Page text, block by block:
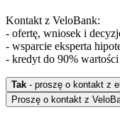
Kontakt z VeloBank:
- ofertę, wniosek i
- wsparcie eksperta
- kredyt do 90%
Tak - proszę o kontakt z
Proszę o kontakt z